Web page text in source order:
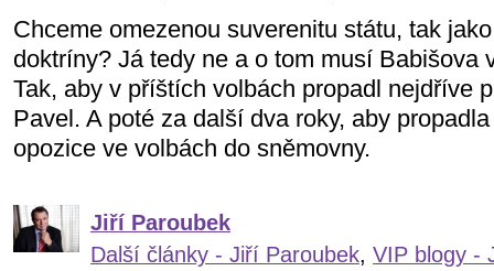
Chceme omezenou suverenitu státu, tak
doktríny? Já tedy ne a o tom musí Babišova
Tak, aby v příštích volbách propadl nejdříve
Pavel. A poté za další dva roky, aby
opozice ve volbách do sněmovny.
Jiří Paroubek
Další články - Jiří Paroubek, VIP blogy -